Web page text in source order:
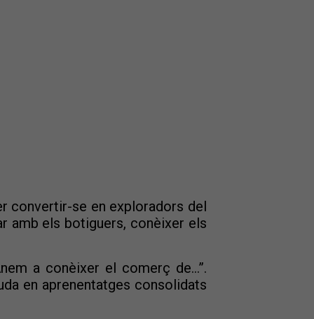
convertir-se en exploradors del
amb els botiguers, conèixer els
a conèixer el comerç de...”.
en aprenentatges consolidats